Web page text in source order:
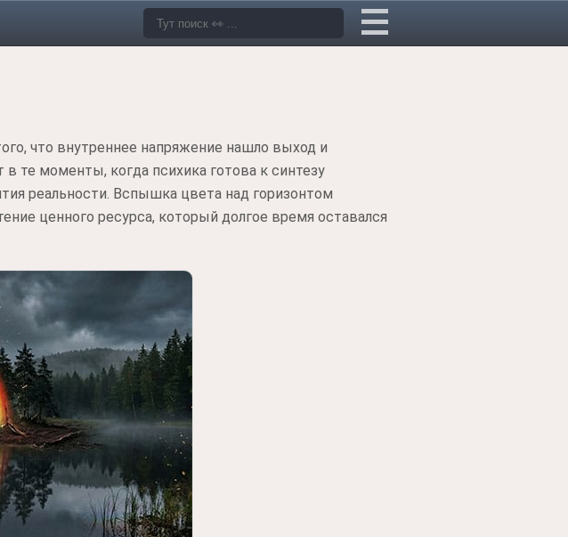
что внутреннее напряжение нашло выход и
те моменты, когда психика готова к синтезу
реальности. Вспышка цвета над горизонтом
ценного ресурса, который долгое время оставался